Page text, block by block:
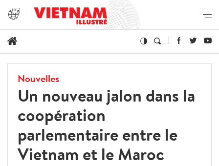
Nouvelles
Un nouveau jalon dans la
coopération
parlementaire entre le
Vietnam et le Maroc